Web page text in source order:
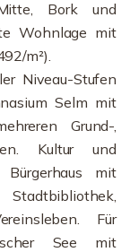
Bork und
Wohnlage mit
m²).
Niveau-Stufen
Selm mit
Grund-,
Kultur und
mit
Für
See mit